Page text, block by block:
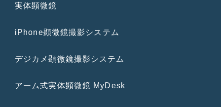
実体顕微鏡
iPhone顕微鏡撮影システム
デジカメ顕微鏡撮影システム
アーム式実体顕微鏡 MyDesk